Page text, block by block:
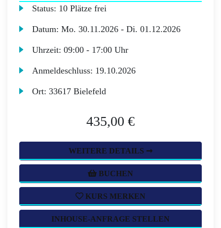
Status: 10 Plätze frei
Datum:Mo. 30.11.2026 -Di. 01.12.2026
Uhrzeit:09:00 - 17:00 Uhr
Anmeldeschluss: 19.10.2026
Ort:33617 Bielefeld
435,00 €
WEITERE DETAILS ➞
BUCHEN
KURS MERKEN
INHOUSE-ANFRAGE STELLEN